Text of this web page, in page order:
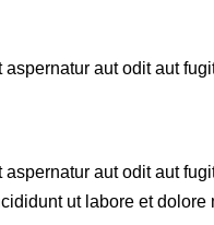
aut odit aut
aut odit aut
ut labore et